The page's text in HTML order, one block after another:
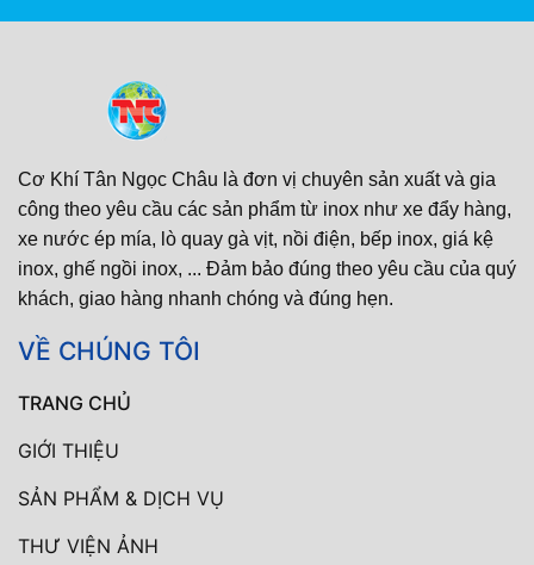
Cơ Khí Tân Ngọc Châu là đơn vị chuyên sản xuất và gia
công theo yêu cầu các sản phẩm từ inox như xe đẩy hàng,
xe nước ép mía, lò quay gà vịt, nồi điện, bếp inox, giá kệ
inox, ghế ngồi inox, ... Đảm bảo đúng theo yêu cầu của quý
khách, giao hàng nhanh chóng và đúng hẹn.
VỀ CHÚNG TÔI
TRANG CHỦ
GIỚI THIỆU
SẢN PHẨM & DỊCH VỤ
THƯ VIỆN ẢNH